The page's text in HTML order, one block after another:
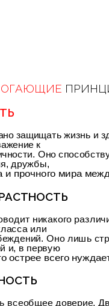
защищать жизнь и
к
Оно
дружбы,
и прочного мира
никакого
или
Оно лишь
и, в первую
острее всего
всеобщее доверие,